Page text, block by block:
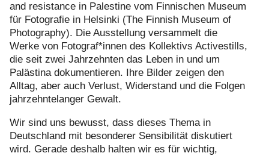
and resistance in Palestine vom Finnischen Museum
für Fotografie in Helsinki (The Finnish Museum of
Photography). Die Ausstellung versammelt die
Werke von Fotograf*innen des Kollektivs Activestills,
die seit zwei Jahrzehnten das Leben in und um
Palästina dokumentieren. Ihre Bilder zeigen den
Alltag, aber auch Verlust, Widerstand und die Folgen
jahrzehntelanger Gewalt.
Wir sind uns bewusst, dass dieses Thema in
Deutschland mit besonderer Sensibilität diskutiert
wird. Gerade deshalb halten wir es für wichtig,